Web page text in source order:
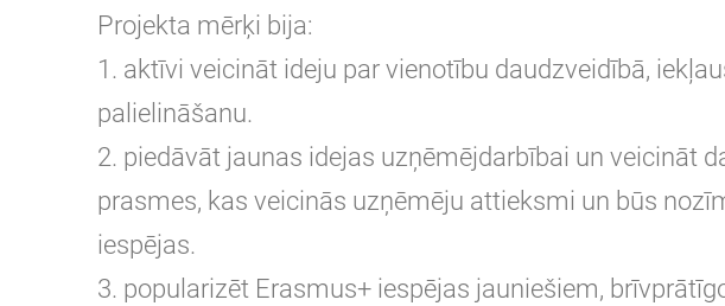
Projekta mērķi bija:
1. aktīvi veicināt ideju par vienotību daudzveidībā,
palielināšanu.
2. piedāvāt jaunas idejas uzņēmējdarbībai un veicināt
prasmes, kas veicinās uzņēmēju attieksmi un būs
iespējas.
3. popularizēt Erasmus+ iespējas jauniešiem,